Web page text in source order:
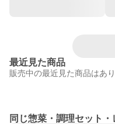
最近見た商品
販売中の最近見た商品はあり
同じ惣菜・調理セット